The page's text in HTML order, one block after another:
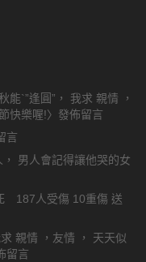
能`”逢圓”， 我求 親情 ，
快樂喔!〉發佈留言
言
男人會記得讓他哭的女
187人受傷 10重傷 送
求 親情 ，友情 ， 天天似
留言